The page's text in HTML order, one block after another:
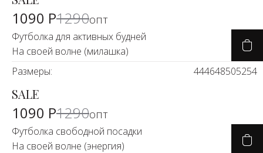
-14%
1090 Р1290опт
Футболка для активных будней
На своей волне (милашка)
Размеры:
444648505254
-14%
SALE
1090 Р1290опт
Футболка свободной посадки
На своей волне (энергия)